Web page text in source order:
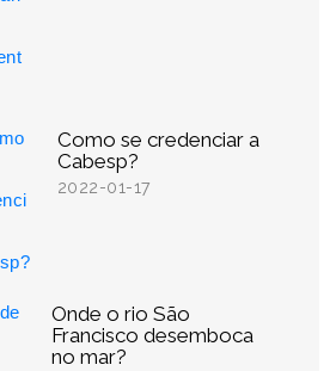
Como se credenciar a
Cabesp?
2022-01-17
Onde o rio São
Francisco desemboca
no mar?